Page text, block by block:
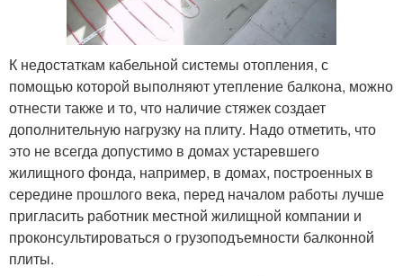
К недостаткам кабельной системы отопления, с
помощью которой выполняют утепление балкона, можно
отнести также и то, что наличие стяжек создает
дополнительную нагрузку на плиту. Надо отметить, что
это не всегда допустимо в домах устаревшего
жилищного фонда, например, в домах, построенных в
середине прошлого века, перед началом работы лучше
пригласить работник местной жилищной компании и
проконсультироваться о грузоподъемности балконной
плиты.